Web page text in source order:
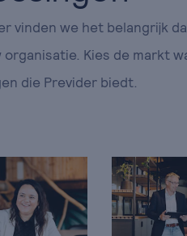
vinden we het belangrijk
organisatie. Kies de markt
die Previder biedt.